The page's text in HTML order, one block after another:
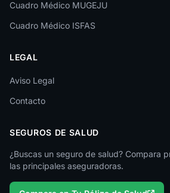
Lugo
Málaga
Melilla
Murcia
Palencia
Cuadro Médico MUGEJU
Cuadro Médico ISFAS
LEGAL
Aviso Legal
Contacto
SEGUROS DE SALUD
¿Buscas un seguro de salud? Compara
las principales aseguradoras.